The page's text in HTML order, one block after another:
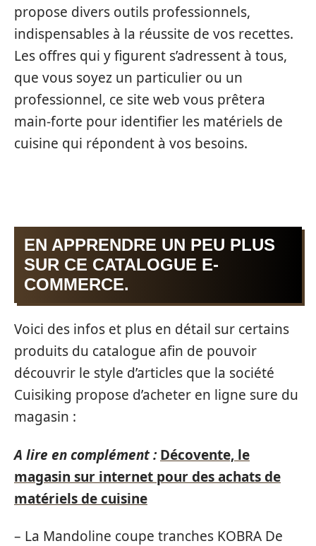
propose divers outils professionnels,
indispensables à la réussite de vos recettes.
Les offres qui y figurent s’adressent à tous,
que vous soyez un particulier ou un
professionnel, ce site web vous prêtera
main-forte pour identifier les matériels de
cuisine qui répondent à vos besoins.
EN APPRENDRE UN PEU PLUS
SUR CE CATALOGUE E-
COMMERCE.
Voici des infos et plus en détail sur certains
produits du catalogue afin de pouvoir
découvrir le style d’articles que la société
Cuisiking propose d’acheter en ligne sure du
magasin :
A lire en complément : Décovente, le
magasin sur internet pour des achats de
matériels de cuisine
– La Mandoline coupe tranches KOBRA De